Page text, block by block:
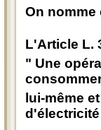
On
L'Article L.
" Une
lui-même